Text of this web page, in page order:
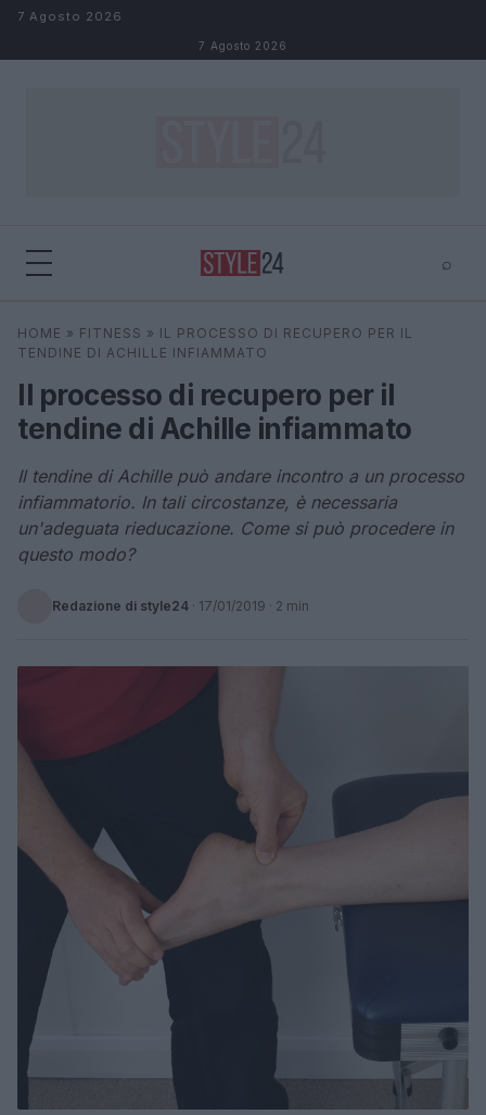
Salta al contenuto
7 Agosto 2026
7 Agosto 2026
⌕
Cerca ⌕
HOME » FITNESS » IL PROCESSO DI RECUPERO PER IL
TENDINE DI ACHILLE INFIAMMATO
Il processo di recupero per il
tendine di Achille infiammato
Il tendine di Achille può andare incontro a un processo
infiammatorio. In tali circostanze, è necessaria
un'adeguata rieducazione. Come si può procedere in
questo modo?
Redazione di style24 · 17/01/2019 · 2 min